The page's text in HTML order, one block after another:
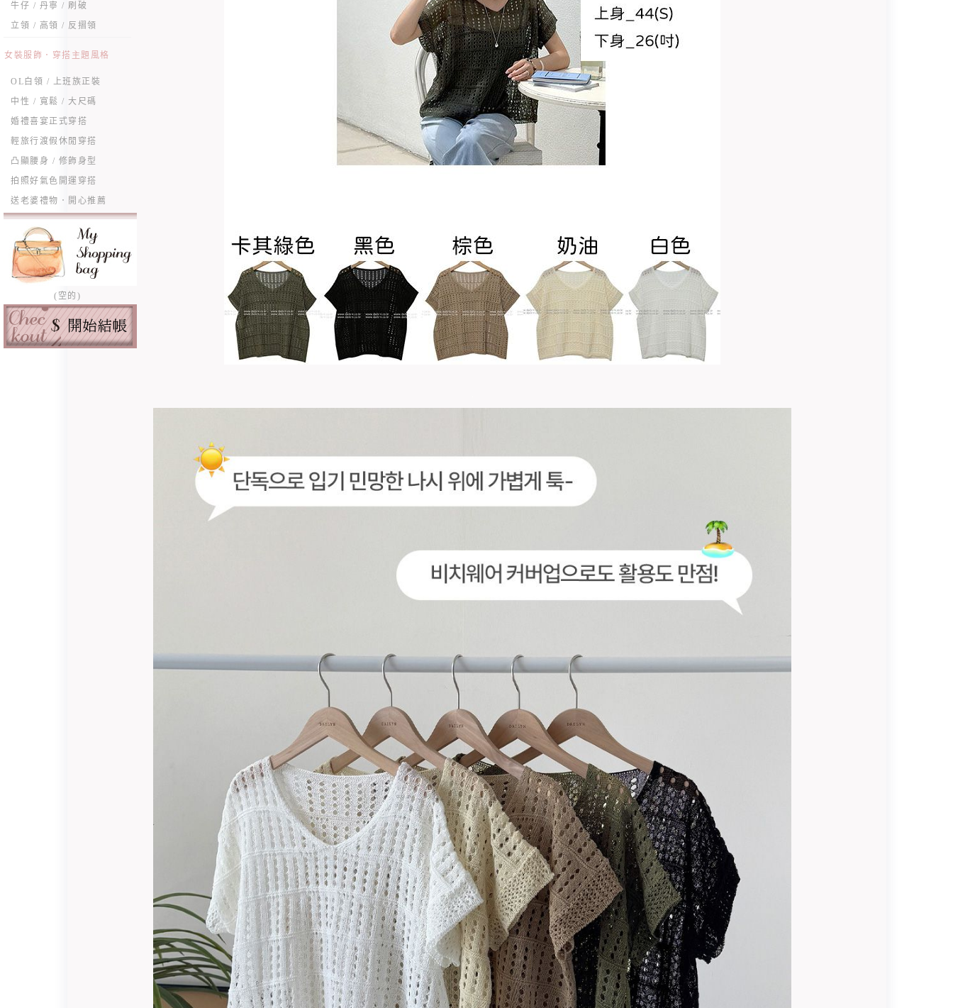
牛仔 / 丹寧 / 刷破
立領 / 高領 / 反摺領
女裝服飾．穿搭主題風格
OL白領 / 上班族正裝
中性 / 寬鬆 / 大尺碼
婚禮喜宴正式穿搭
輕旅行渡假休閒穿搭
凸顯腰身 / 修飾身型
拍照好氣色開運穿搭
送老婆禮物．開心推薦
(空的)